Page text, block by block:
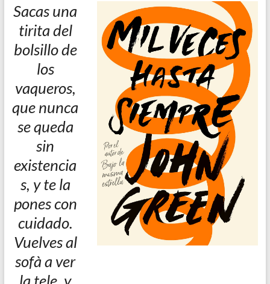
Sacas una
tirita del
bolsillo de
los
vaqueros,
que nunca
se queda
sin
existencia
s, y te la
pones con
cuidado.
Vuelves al
sofà a ver